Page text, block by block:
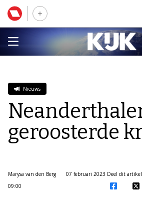
Nieuws
geroosterde
Marysa van den Berg
07 februari 2023
09:00
Deel dit